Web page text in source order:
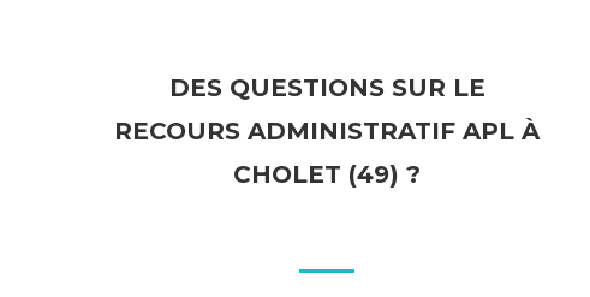
DES QUESTIONS SUR LE
RECOURS ADMINISTRATIF APL À
CHOLET (49) ?